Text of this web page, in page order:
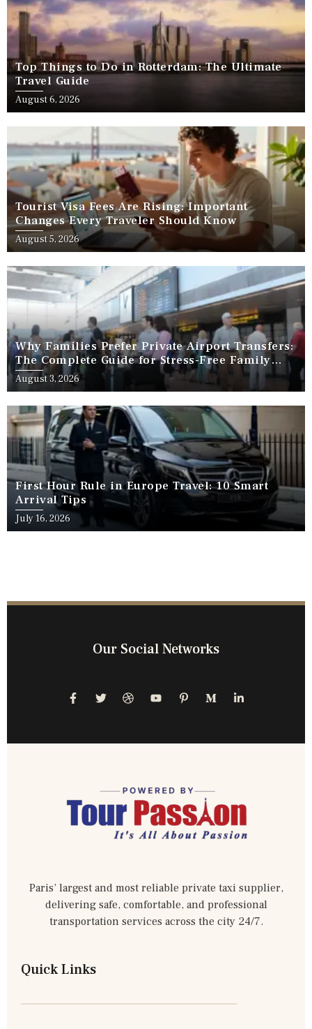
Top Things to Do in Rotterdam: The Ultimate
Travel Guide
August 6, 2026
Tourist Visa Fees Are Rising: Important
Changes Every Traveler Should Know
August 5, 2026
Why Families Prefer Private Airport Transfers:
The Complete Guide for Stress-Free Family
Travel
August 3, 2026
First Hour Rule in Europe Travel: 10 Smart
Arrival Tips
July 16, 2026
Our Social Networks
Paris’ largest and most reliable private taxi supplier,
delivering safe, comfortable, and professional
transportation services across the city 24/7.
Quick Links